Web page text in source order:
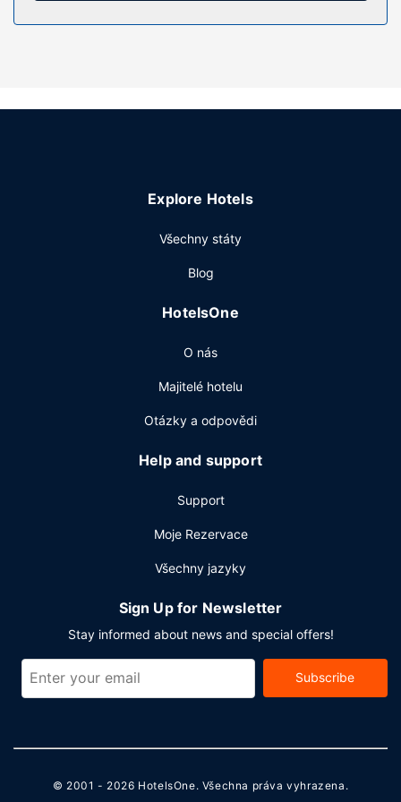
Vybavení nemovitosti
Recepce má omezenou provozní dobu. Přímo v areálu je
Explore Hotels
Všechny státy
Blog
HotelsOne
O nás
Majitelé hotelu
Otázky a odpovědi
Help and support
Support
Moje Rezervace
Všechny jazyky
Sign Up for Newsletter
Stay informed about news and special offers!
Subscribe
© 2001 - 2026 HotelsOne. Všechna práva vyhrazena.